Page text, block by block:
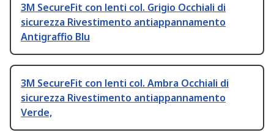
3M SecureFit con lenti col. Grigio Occhiali di
sicurezza Rivestimento antiappannamento
Antigraffio Blu
3M SecureFit con lenti col. Ambra Occhiali di
sicurezza Rivestimento antiappannamento
Verde,